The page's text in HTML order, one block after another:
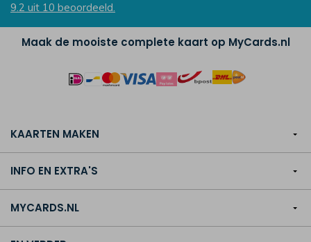
9.2 uit 10 beoordeeld.
Maak de mooiste complete kaart op MyCards.nl
KAARTEN MAKEN
INFO EN EXTRA'S
MYCARDS.NL